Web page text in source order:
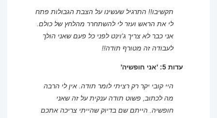
תקשיבו!! התרגיל שעשינו על הצבת הגבולות פתח
לי את הראש ועזר לי להשתחרר מהלחץ של כולם.
אני כבר לא צריך ג'וינט לפני כל פעם שאני הולך
לעבודה זה מטורף תודה!!
עדות 5: 'אני חופשיה'
היי קובי יקר רק רציתי לומר תודה. אין לי הרבה
מה לכתוב, פשוט תודה ענקית על זה שאני
חופשיה. הייתם שם בדיוק שהייתי צריכה אתכם